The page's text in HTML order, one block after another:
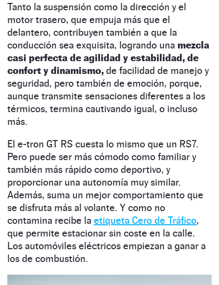
Tanto la suspensión como la dirección y el
motor trasero, que empuja más que el
delantero, contribuyen también a que la
conducción sea exquisita, logrando una mezcla
casi perfecta de agilidad y estabilidad, de
confort y dinamismo, de facilidad de manejo y
seguridad, pero también de emoción, porque,
aunque transmite sensaciones diferentes a los
térmicos, termina cautivando igual, o incluso
más.
El e-tron GT RS cuesta lo mismo que un RS7.
Pero puede ser más cómodo como familiar y
también más rápido como deportivo, y
proporcionar una autonomía muy similar.
Además, suma un mejor comportamiento que
se disfruta más al volante. Y como no
contamina recibe la etiqueta Cero de Tráfico,
que permite estacionar sin coste en la calle.
Los automóviles eléctricos empiezan a ganar a
los de combustión.